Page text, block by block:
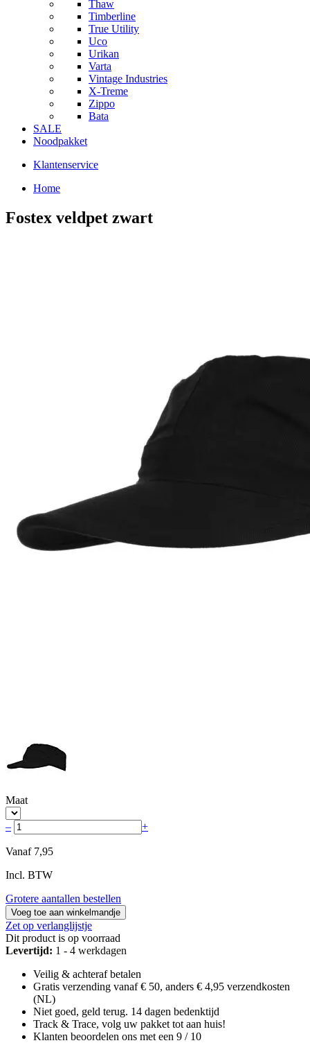
Thaw
Timberline
True Utility
Uco
Urikan
Varta
Vintage Industries
X-Treme
Zippo
Bata
SALE
Noodpakket
Klantenservice
Home
Fostex veldpet zwart
Maat
– +
Vanaf 7,95
Incl. BTW
Grotere aantallen bestellen
Voeg toe aan winkelmandje
Zet op verlanglijstje
Dit product is op voorraad
Levertijd: 1 - 4 werkdagen
Veilig & achteraf betalen
Gratis verzending vanaf € 50, anders € 4,95 verzendkosten
(NL)
Niet goed, geld terug. 14 dagen bedenktijd
Track & Trace, volg uw pakket tot aan huis!
Klanten beoordelen ons met een 9 / 10